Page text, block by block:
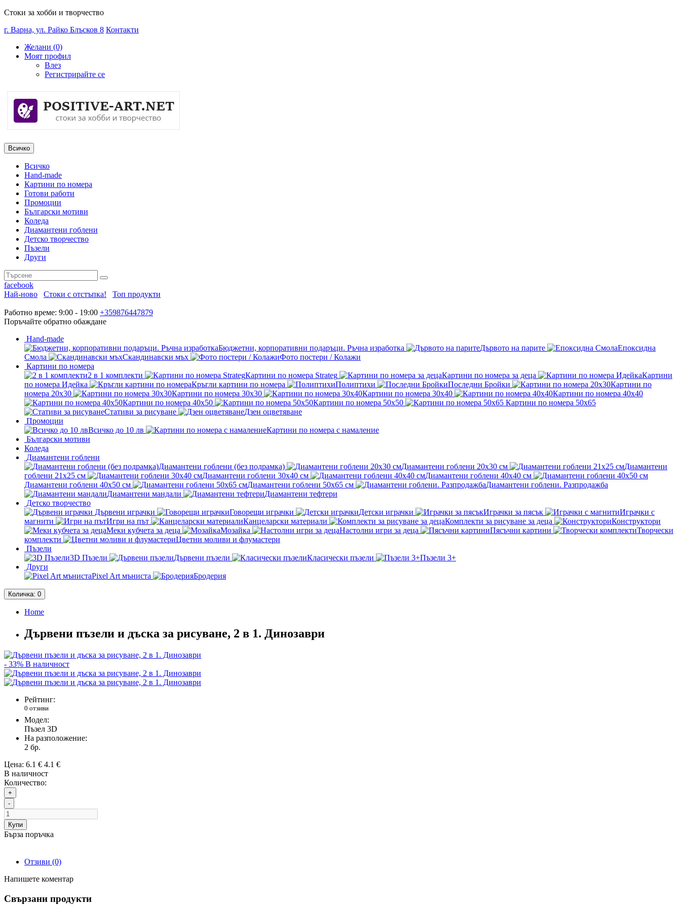
Стоки за хобби и творчество
г. Варна, ул. Райко Блъсков 8 Контакти
Желани (0)
Моят профил
Влез
Регистрирайте се
Всичко
Всичко
Hand-made
Картини по номера
Готови работи
Промоции
Български мотиви
Коледа
Диамантени гоблени
Детско творчество
Пъзели
Други
facebook
Най-ново
Стоки с отстъпка! Топ продукти
Работно време: 9:00 - 19:00 +359876447879
Поръчайте обратно обаждане
Hand-made
Бюджетни, корпоративни подаръци. Ръчна изработка
Дървото на парите
Епоксидна
Смола
Скандинавски мъх
Фото постери / Колажи
Картини по номера
2 в 1 комплекти
Картини по номера Strateg Картини по номера за деца
Картини
по номера Идейка
Кръгли картини по номера Полиптихи Последни Бройки
Картини по
номера 20x30
Картини по номера 30x30 Картини по номера 30x40
Картини по номера 40x40
Картини по номера 40x50
Картини по номера 50x50
Картини по номера 50x65
Стативи за рисуване
Дзен оцветяване
Промоции
Всичко до 10 лв
Картини по номера с намаление
Български мотиви
Коледа
Диамантени гоблени
Диамантени гоблени (без подрамка)
Диамантени гоблени 20x30 см
Диамантени
гоблени 21x25 см
Диамантени гоблени 30x40 см
Диамантени гоблени 40x40 см
Диамантени гоблени 40x50 см
Диамантени гоблени 50x65 см
Диамантени гоблени. Разпродажба
Диамантени мандали
Диамантени тефтери
Детско творчество
Дървени играчки
Говорещи играчки Детски играчки Играчки за пясък
Играчки с
магнити
Игри на път Канцеларски материали Комплекти за рисуване за деца
Конструктори
Меки кубчета за деца
Мозайка Настолни игри за деца Пясъчни картини
Творчески
комплекти
Цветни моливи и флумастери
Пъзели
3D Пъзели
Дървени пъзели Класически пъзели
Пъзели 3+
Други
Pixel Art мъниста
Бродерия
Количка: 0
Home
Дървени пъзели и дъска за рисуване, 2 в 1. Динозаври
- 33% В наличност
Рейтинг:
0 отзиви
Модел:
Пъзел 3D
На разположение:
2 бр.
Цена: 6.1 € 4.1 €
В наличност
Количество:
+
-
Купи
Бърза поръчка
Отзиви (0)
Напишете коментар
Свързани продукти